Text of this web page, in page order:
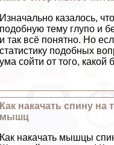
Изначально казалось,
подобную тему глупо и
и так всё понятно. Но
статистику подобных
ума сойти от того, какой
Как накачать спину
мышц
Как накачать мышцы